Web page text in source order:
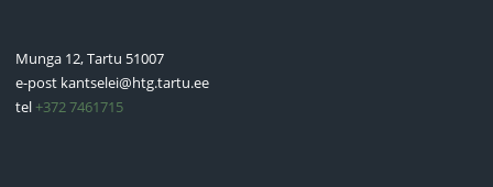
Munga 12, Tartu 51007
e-post kantselei@htg.tartu.ee
tel+372 7461715